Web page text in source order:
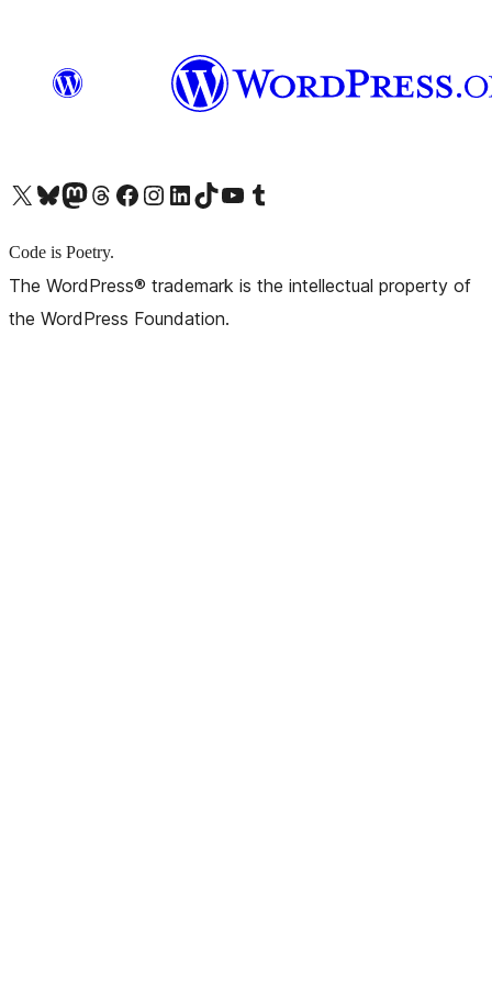
X (旧 Twitter) アカウントへBluesky アカウントへMastodon アカウントへThreads アカウントへ Facebook ページへInstagram アカウントへ LinkedIn アカウントへTikTok アカウントへYouTube チャンネルへ Tumblr アカウントへ
Code is Poetry.
The WordPress® trademark is the intellectual property of
the WordPress Foundation.